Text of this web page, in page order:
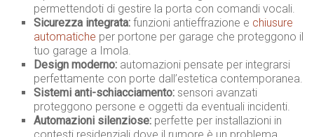
permettendoti di gestire la porta con comandi vocali.
Sicurezza integrata: funzioni antieffrazione e chiusure
automatiche per portone per garage che proteggono il
tuo garage a Imola.
Design moderno: automazioni pensate per integrarsi
perfettamente con porte dall’estetica contemporanea.
Sistemi anti-schiacciamento: sensori avanzati
proteggono persone e oggetti da eventuali incidenti.
Automazioni silenziose: perfette per installazioni in